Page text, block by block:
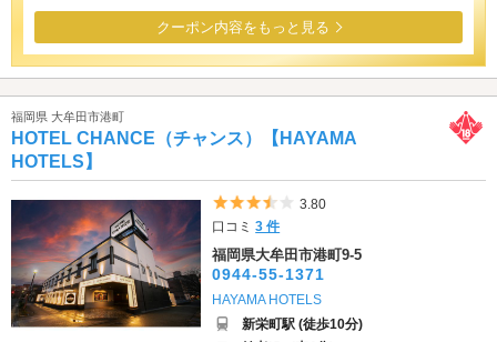
クーポン内容をもっと見る
福岡県 大牟田市港町
HOTEL CHANCE（チャンス）【HAYAMA
HOTELS】
5つ星のうち3.5
3.80
口コミ3 件
福岡県大牟田市港町9-5
0944-55-1371
HAYAMA HOTELS
新栄町駅 (徒歩10分)